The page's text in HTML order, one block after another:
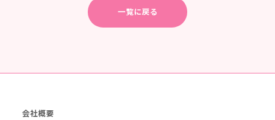
一覧に戻る
会社概要